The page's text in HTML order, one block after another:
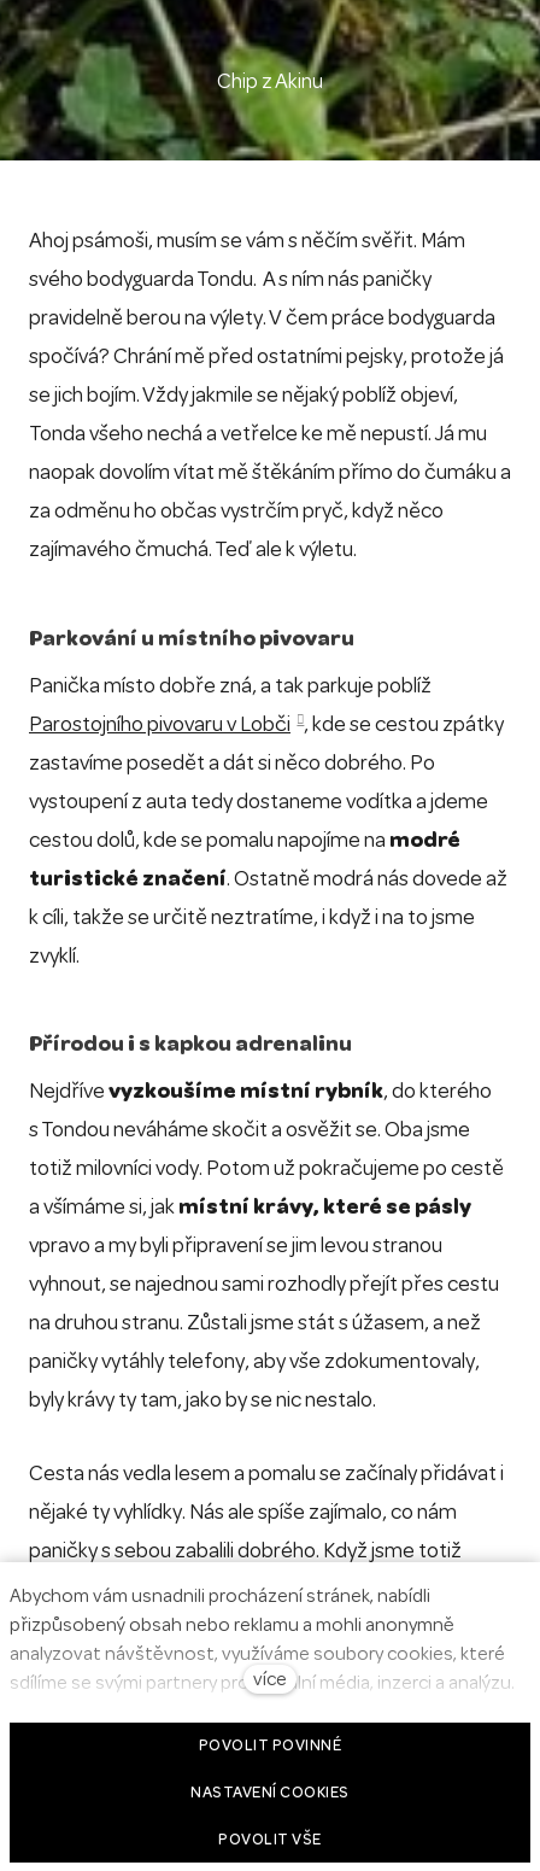
Chip z Akinu
Ahoj psámoši, musím se vám s něčím svěřit. Mám
svého bodyguarda Tondu. A s ním nás paničky
pravidelně berou na výlety. V čem práce bodyguarda
spočívá? Chrání mě před ostatními pejsky, protože já
se jich bojím. Vždy jakmile se nějaký poblíž objeví,
Tonda všeho nechá a vetřelce ke mě nepustí. Já mu
naopak dovolím vítat mě štěkáním přímo do čumáku a
za odměnu ho občas vystrčím pryč, když něco
zajímavého čmuchá. Teď ale k výletu.
Parkování u místního pivovaru
Panička místo dobře zná, a tak parkuje poblíž
Parostojního pivovaru v Lobči , kde se cestou zpátky
zastavíme posedět a dát si něco dobrého. Po
vystoupení z auta tedy dostaneme vodítka a jdeme
cestou dolů, kde se pomalu napojíme na modré
turistické značení. Ostatně modrá nás dovede až
k cíli, takže se určitě neztratíme, i když i na to jsme
zvyklí.
Přírodou i s kapkou adrenalinu
Nejdřívevyzkoušíme místní rybník, do kterého
s Tondou neváháme skočit a osvěžit se. Oba jsme
totiž milovníci vody. Potom už pokračujeme po cestě
a všímáme si, jakmístní krávy, které se pásly
vpravo a my byli připravení se jim levou stranou
vyhnout, se najednou sami rozhodly přejít přes cestu
na druhou stranu. Zůstali jsme stát s úžasem, a než
paničky vytáhly telefony, aby vše zdokumentovaly,
byly krávy ty tam, jako by se nic nestalo.
Cesta nás vedla lesem a pomalu se začínaly přidávat i
nějaké ty vyhlídky. Nás ale spíše zajímalo, co nám
paničky s sebou zabalili dobrého. Když jsme totiž
dorazili na místo, čímž byla krásnáVrátenská
rozhledna , čekala nás sváča. Já dostalvývar s CBD
na posilněnou a Tonda hrál mezitím s paničkou
v terénu.
Vrátenská rozhledna
Tu jsme si s paničkou vyšlápli jako první. Byli jsme tam
Abychom vám usnadnili procházení stránek, nabídli
přizpůsobený obsah nebo reklamu a mohli anonymně
analyzovat návštěvnost, využíváme soubory cookies, které
sdílíme se svými partnery pro sociální média, inzerci a analýzu.
kdykoliv jej můžete změnit v patičce webu. Podrobnější
a používání souborů cookies. Souhlasíte s používáním
více
POVOLIT POVINNÉ
NASTAVENÍ COOKIES
POVOLIT VŠE